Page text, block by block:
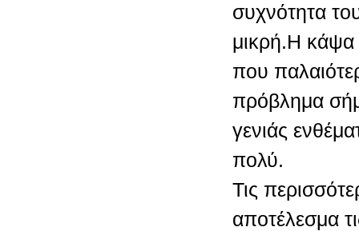
συχνότητα
μικρή.Η
που
πρόβλημα
γενιάς
πολύ.
Τις
αποτέλεσμα